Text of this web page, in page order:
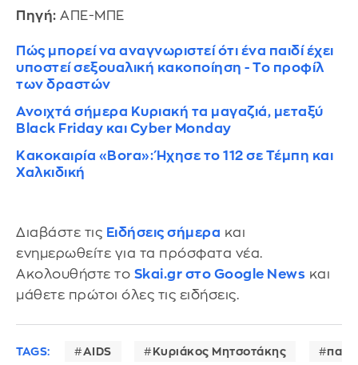
Πηγή: ΑΠΕ-ΜΠΕ
Πώς μπορεί να αναγνωριστεί ότι ένα παιδί έχει
υποστεί σεξουαλική κακοποίηση - Το προφίλ
των δραστών
Ανοιχτά σήμερα Κυριακή τα μαγαζιά, μεταξύ
Black Friday και Cyber Monday
Κακοκαιρία «Bora»: Ήχησε το 112 σε Τέμπη και
Χαλκιδική
Διαβάστε τις Ειδήσεις σήμερα και
ενημερωθείτε για τα πρόσφατα νέα.
Ακολουθήστε το Skai.gr στο Google News και
μάθετε πρώτοι όλες τις ειδήσεις.
TAGS: AIDS Κυριάκος Μητσοτάκης